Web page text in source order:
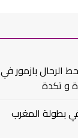
الرحال بازمور في
و تكدة
بطولة المغرب